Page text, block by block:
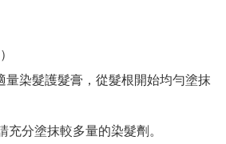
量染髮護髮膏，從髮根開始均勻塗抹
充分塗抹較多量的染髮劑。